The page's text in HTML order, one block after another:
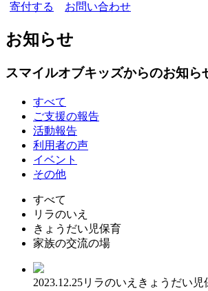
寄付する お問い合わせ
お知らせ
スマイルオブキッズからのお知ら
すべて
ご支援の報告
活動報告
利用者の声
イベント
その他
すべて
リラのいえ
きょうだい児保育
家族の交流の場
2023.12.25リラのいえ きょうだい児